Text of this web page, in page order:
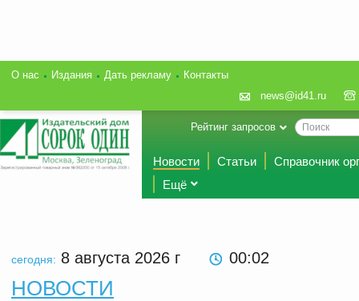
О нас Издания Дать рекламу
Контакты
news@id41.ru
Рейтинг запросов
Новости Статьи
Справочник
Ещё
сегодня: 8 августа 2026 г 00:02
НОВОСТИ